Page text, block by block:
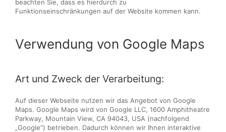
beachten Sie, dass es hierdurch zu
Funktionseinschränkungen auf der Website kommen kann.
Verwendung von Google Maps
Art und Zweck der Verarbeitung:
Auf dieser Webseite nutzen wir das Angebot von Google
Maps. Google Maps wird von Google LLC, 1600 Amphitheatre
Parkway, Mountain View, CA 94043, USA (nachfolgend
„Google“) betrieben. Dadurch können wir Ihnen interaktive